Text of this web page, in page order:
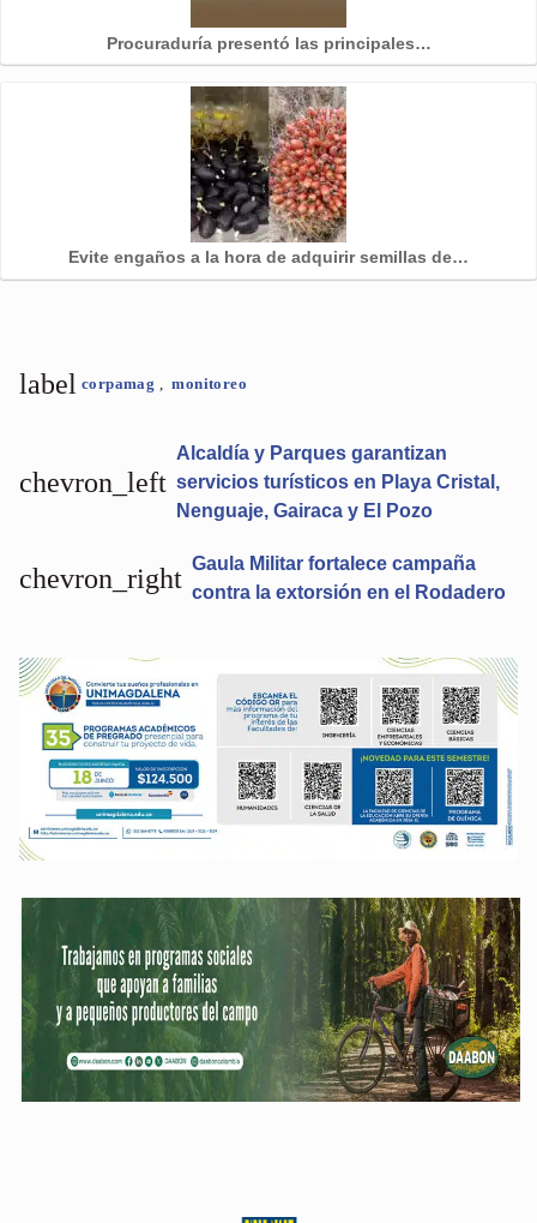
Procuraduría presentó las principales…
Evite engaños a la hora de adquirir semillas de…
label corpamag , monitoreo
chevron_left
Alcaldía y Parques garantizan
servicios turísticos en Playa Cristal,
Nenguaje, Gairaca y El Pozo
Gaula Militar fortalece campaña
contra la extorsión en el Rodadero
chevron_right